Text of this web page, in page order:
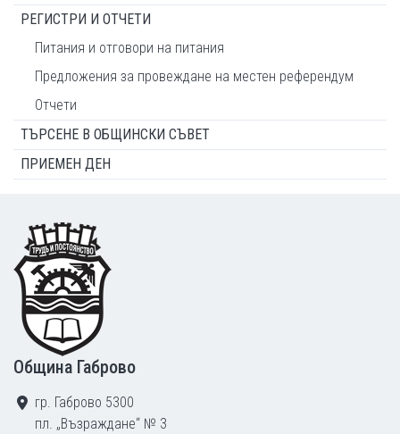
РЕГИСТРИ И ОТЧЕТИ
Питания и отговори на питания
Предложения за провеждане на местен референдум
Отчети
ТЪРСЕНЕ В ОБЩИНСКИ СЪВЕТ
ПРИЕМЕН ДЕН
Footer
Община Габрово
гр. Габрово 5300
пл. „Възраждане“ № 3